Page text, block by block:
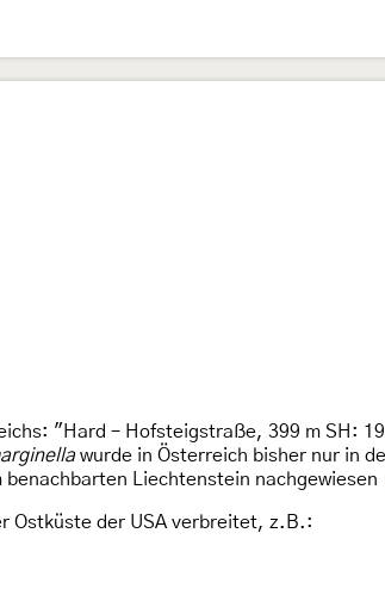
"Hard – Hofsteigstraße, 399 m SH:
wurde in Österreich bisher nur in
Liechtenstein nachgewiesen
Ostküste der USA verbreitet, z.B.: